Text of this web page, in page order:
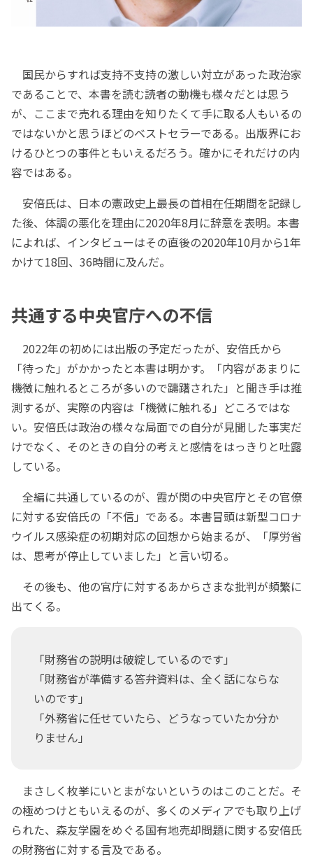
国民からすれば支持不支持の激しい対立があった政治家
であることで、本書を読む読者の動機も様々だとは思う
が、ここまで売れる理由を知りたくて手に取る人もいるの
ではないかと思うほどのベストセラーである。出版界にお
けるひとつの事件ともいえるだろう。確かにそれだけの内
容ではある。
安倍氏は、日本の憲政史上最長の首相在任期間を記録し
た後、体調の悪化を理由に2020年8月に辞意を表明。本書
によれば、インタビューはその直後の2020年10月から1年
かけて18回、36時間に及んだ。
共通する中央官庁への不信
2022年の初めには出版の予定だったが、安倍氏から
「待った」がかかったと本書は明かす。「内容があまりに
機微に触れるところが多いので躊躇された」と聞き手は推
測するが、実際の内容は「機微に触れる」どころではな
い。安倍氏は政治の様々な局面での自分が見聞した事実だ
けでなく、そのときの自分の考えと感情をはっきりと吐露
している。
全編に共通しているのが、霞が関の中央官庁とその官僚
に対する安倍氏の「不信」である。本書冒頭は新型コロナ
ウイルス感染症の初期対応の回想から始まるが、「厚労省
は、思考が停止していました」と言い切る。
その後も、他の官庁に対するあからさまな批判が頻繁に
出てくる。
「財務省の説明は破綻しているのです」
「財務省が準備する答弁資料は、全く話にならな
いのです」
「外務省に任せていたら、どうなっていたか分か
りません」
まさしく枚挙にいとまがないというのはこのことだ。そ
の極めつけともいえるのが、多くのメディアでも取り上げ
られた、森友学園をめぐる国有地売却問題に関する安倍氏
の財務省に対する言及である。